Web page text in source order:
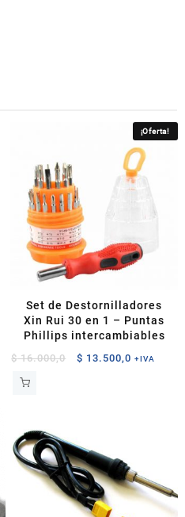
¡Oferta!
Set de Destornilladores
Xin Rui 30 en 1 – Puntas
Phillips intercambiables
$16.000,0
El
$ 13.500,0 El
+IVA